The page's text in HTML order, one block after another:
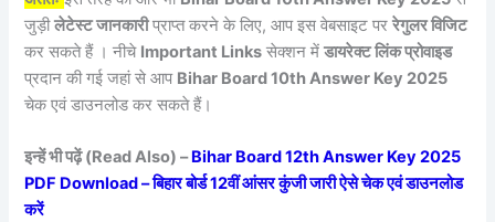
जुड़ीलेटेस्ट जानकारीप्राप्त करने के लिए, आप इस वेबसाइट पररेगुलर विजिट
कर सकते हैं । नीचे Important Links सेक्शन मेंडायरेक्ट लिंक प्रोवाइड
प्रदान की गई जहां से आप Bihar Board 10th Answer Key 2025
चेक एवं डाउनलोड कर सकते हैं।
इन्हें भी पढ़ें (Read Also) –Bihar Board 12th Answer Key 2025
PDF Download – बिहार बोर्ड 12वीं आंसर कुंजी जारी ऐसे चेक एवं डाउनलोड
करें